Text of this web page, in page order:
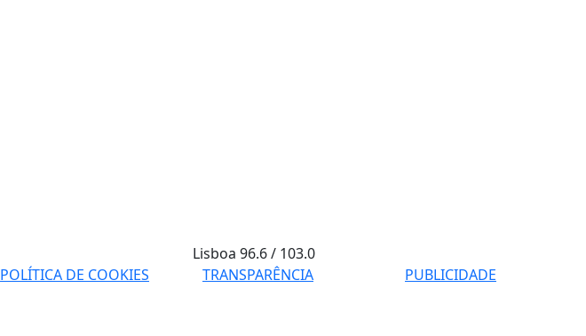
Lisboa96.6 / 103.0
POLÍTICA DE COOKIES TRANSPARÊNCIA
PUBLICIDADE